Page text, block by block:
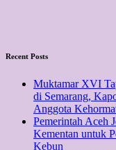
Recent Posts
Muktamar XVI
di Semarang,
Anggota
Pemerintah Aceh
Kementan untuk
Kebun